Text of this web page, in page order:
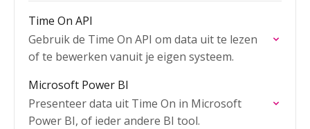
Time On API
Gebruik de Time On API om data uit te lezen
of te bewerken vanuit je eigen systeem.
Microsoft Power BI
Presenteer data uit Time On in Microsoft
Power BI, of ieder andere BI tool.